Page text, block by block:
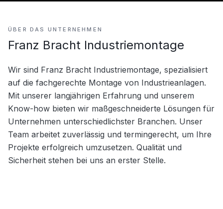
ÜBER DAS UNTERNEHMEN
Franz Bracht Industriemontage
Wir sind Franz Bracht Industriemontage, spezialisiert
auf die fachgerechte Montage von Industrieanlagen.
Mit unserer langjährigen Erfahrung und unserem
Know-how bieten wir maßgeschneiderte Lösungen für
Unternehmen unterschiedlichster Branchen. Unser
Team arbeitet zuverlässig und termingerecht, um Ihre
Projekte erfolgreich umzusetzen. Qualität und
Sicherheit stehen bei uns an erster Stelle.